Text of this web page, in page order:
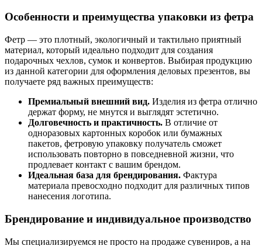
Особенности и преимущества упаковки из фетра
Фетр — это плотный, экологичный и тактильно приятный
материал, который идеально подходит для создания
подарочных чехлов, сумок и конвертов. Выбирая продукцию
из данной категории для оформления деловых презентов, вы
получаете ряд важных преимуществ:
Премиальный внешний вид. Изделия из фетра отлично
держат форму, не мнутся и выглядят эстетично.
Долговечность и практичность. В отличие от
одноразовых картонных коробок или бумажных
пакетов, фетровую упаковку получатель сможет
использовать повторно в повседневной жизни, что
продлевает контакт с вашим брендом.
Идеальная база для брендирования. Фактура
материала превосходно подходит для различных типов
нанесения логотипа.
Брендирование и индивидуальное производство
Мы специализируемся не просто на продаже сувениров, а на